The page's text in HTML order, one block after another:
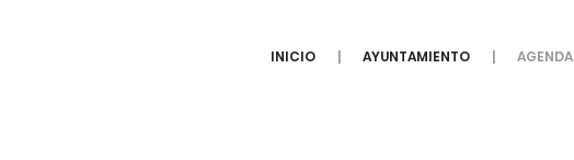
INICIO AYUNTAMIENTO AGENDA